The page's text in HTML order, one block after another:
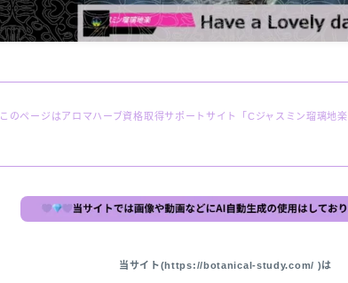
このページはアロマハーブ資格取得サポートサイト「Cジャスミン瑠璃地
当サイト(https://botanical-study.com/ )は